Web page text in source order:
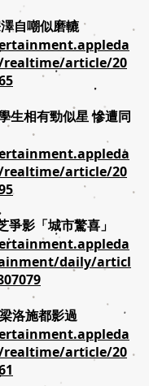
自嘲似磨轆
realtime/article/20
生相有勁似星 慘遭同
realtime/article/20
爭影「城市驚喜」
daily/articl
洛施都影過
realtime/article/20